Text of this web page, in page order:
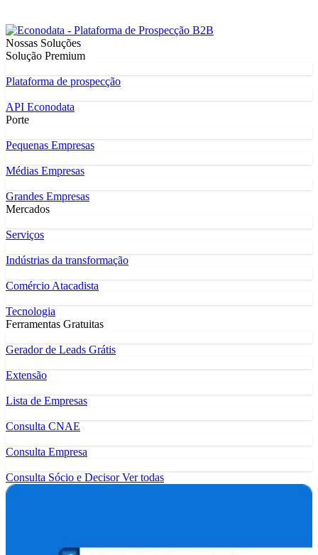
Nossas Soluções
Solução Premium
Plataforma de prospecção
API Econodata
Porte
Pequenas Empresas
Médias Empresas
Grandes Empresas
Mercados
Serviços
Indústrias da transformação
Comércio Atacadista
Tecnologia
Ferramentas Gratuitas
Gerador de Leads Grátis
Extensão
Lista de Empresas
Consulta CNAE
Consulta Empresa
Consulta Sócio e DecisorVer todas